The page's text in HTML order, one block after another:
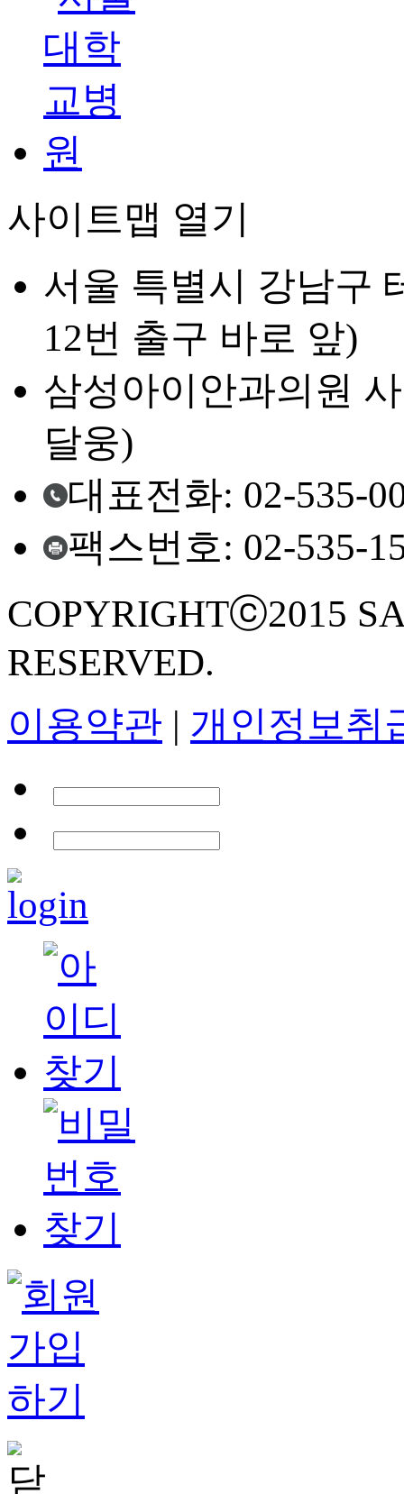
사이트맵 열기
서울 특별시 강남구
12번 출구 바로 앞)
삼성아이안과의원
달웅)
대표전화: 02-535-
팩스번호: 02-535-
COPYRIGHTⓒ2015
RESERVED.
이용약관 | 개인정보취